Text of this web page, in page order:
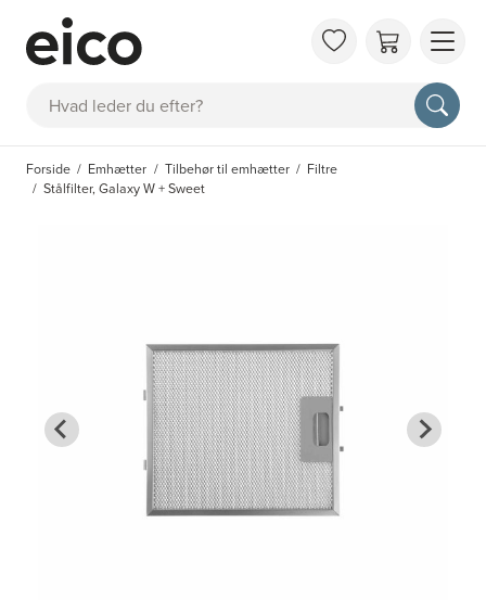
Søg
OM
FAQ
Forside Emhætter Tilbehør til emhætter
Filtre
Stålfilter, Galaxy W + Sweet